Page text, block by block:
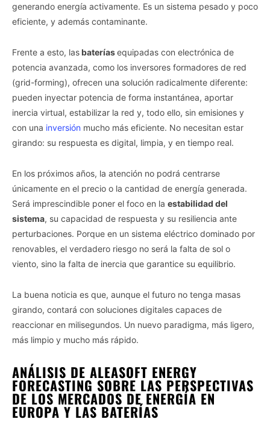
generando energía activamente. Es un sistema pesado y poco
eficiente, y además contaminante.
Frente a esto, las bateríasequipadas con electrónica de
potencia avanzada, como los inversores formadores de red
(grid-forming), ofrecen una solución radicalmente diferente:
pueden inyectar potencia de forma instantánea, aportar
inercia virtual, estabilizar la red y, todo ello, sin emisiones y
con una inversión mucho más eficiente. No necesitan estar
girando: su respuesta es digital, limpia, y en tiempo real.
En los próximos años, la atención no podrá centrarse
únicamente en el precio o la cantidad de energía generada.
Será imprescindible poner el foco en la estabilidad del
sistema, su capacidad de respuesta y su resiliencia ante
perturbaciones. Porque en un sistema eléctrico dominado por
renovables, el verdadero riesgo no será la falta de sol o
viento, sino la falta de inercia que garantice su equilibrio.
La buena noticia es que, aunque el futuro no tenga masas
girando, contará con soluciones digitales capaces de
reaccionar en milisegundos. Un nuevo paradigma, más ligero,
más limpio y mucho más rápido.
ANÁLISIS DE ALEASOFT ENERGY
FORECASTING SOBRE LAS PERSPECTIVAS
DE LOS MERCADOS DE ENERGÍA EN
EUROPA Y LAS BATERÍAS